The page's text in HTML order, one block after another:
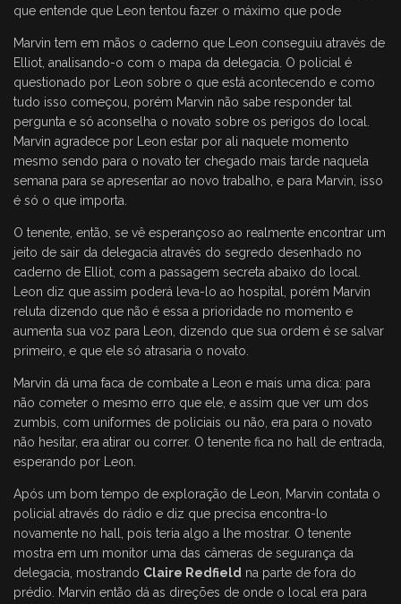
que entende que Leon tentou fazer o máximo que pode
Marvin tem em mãos o caderno que Leon conseguiu através de
Elliot, analisando-o com o mapa da delegacia. O policial é
questionado por Leon sobre o que está acontecendo e como
tudo isso começou, porém Marvin não sabe responder tal
pergunta e só aconselha o novato sobre os perigos do local.
Marvin agradece por Leon estar por ali naquele momento
mesmo sendo para o novato ter chegado mais tarde naquela
semana para se apresentar ao novo trabalho, e para Marvin, isso
é só o que importa.
O tenente, então, se vê esperançoso ao realmente encontrar um
jeito de sair da delegacia através do segredo desenhado no
caderno de Elliot, com a passagem secreta abaixo do local.
Leon diz que assim poderá leva-lo ao hospital, porém Marvin
reluta dizendo que não é essa a prioridade no momento e
aumenta sua voz para Leon, dizendo que sua ordem é se salvar
primeiro, e que ele só atrasaria o novato.
Marvin dá uma faca de combate a Leon e mais uma dica: para
não cometer o mesmo erro que ele, e assim que ver um dos
zumbis, com uniformes de policiais ou não, era para o novato
não hesitar, era atirar ou correr. O tenente fica no hall de entrada,
esperando por Leon.
Após um bom tempo de exploração de Leon, Marvin contata o
policial através do rádio e diz que precisa encontra-lo
novamente no hall, pois teria algo a lhe mostrar. O tenente
mostra em um monitor uma das câmeras de segurança da
delegacia, mostrando Claire Redfield na parte de fora do
prédio. Marvin então dá as direções de onde o local era para